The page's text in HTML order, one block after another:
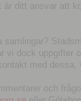
är ditt ansvar att
samlingar?
vi dock uppgifter
med dessa,
och